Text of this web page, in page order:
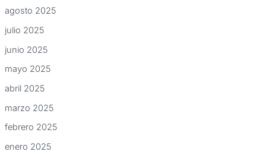
agosto 2025
julio 2025
junio 2025
mayo 2025
abril 2025
marzo 2025
febrero 2025
enero 2025